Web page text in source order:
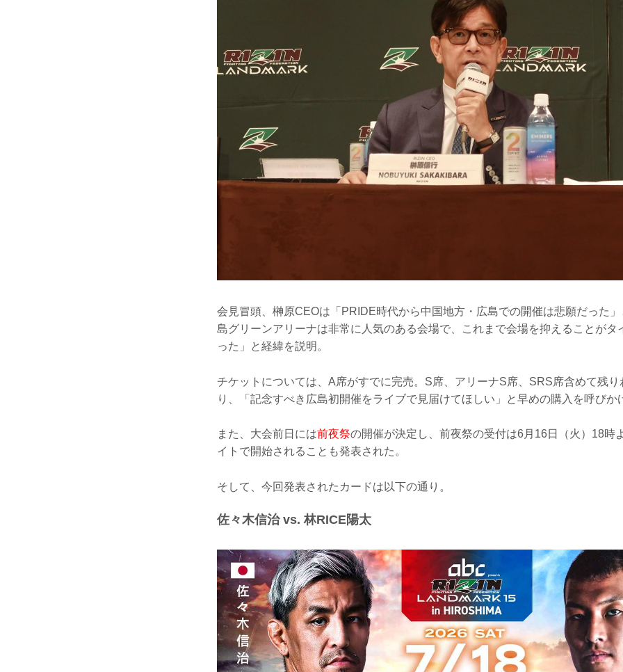
会見冒頭、榊原CEOは「PRIDE時代から中国地方・広島での開催は悲願だった
島グリーンアリーナは非常に人気のある会場で、これまで会場を抑えることがタ
った」と経緯を説明。
チケットについては、A席がすでに完売。S席、アリーナS席、SRS席含めて残
り、「記念すべき広島初開催をライブで見届けてほしい」と早めの購入を呼びか
また、大会前日には前夜祭の開催が決定し、前夜祭の受付は6月16日（火）18時
イトで開始されることも発表された。
そして、今回発表されたカードは以下の通り。
佐々木信治 vs. 林RICE陽太